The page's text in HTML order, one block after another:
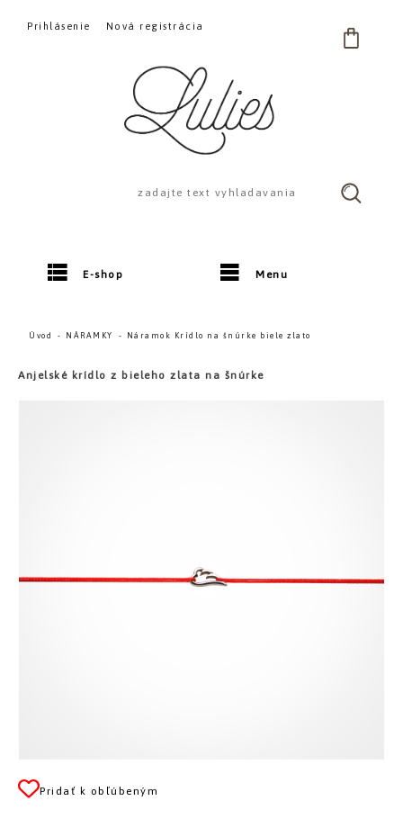
Prihlásenie Nová registrácia
E-shop Menu
Úvod NÁRAMKY Náramok Krídlo na šnúrke biele zlato
Anjelské krídlo z bieleho zlata na šnúrke
Pridať k obľúbeným